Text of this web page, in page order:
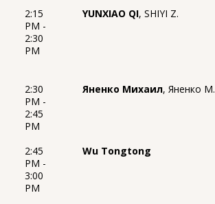
2:15
PM -
2:30
PM
YUNXIAO QI, SHIYI Z.
2:30
PM -
2:45
PM
Яненко Михаил, Яненко М.
2:45
PM -
3:00
PM
Wu Tongtong